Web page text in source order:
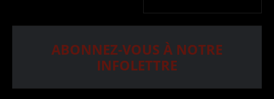
ABONNEZ-VOUS À NOTRE
INFOLETTRE